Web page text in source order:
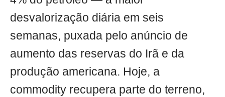
desvalorização diária em seis
semanas, puxada pelo anúncio de
aumento das reservas do Irã e da
produção americana. Hoje, a
commodity recupera parte do terreno,